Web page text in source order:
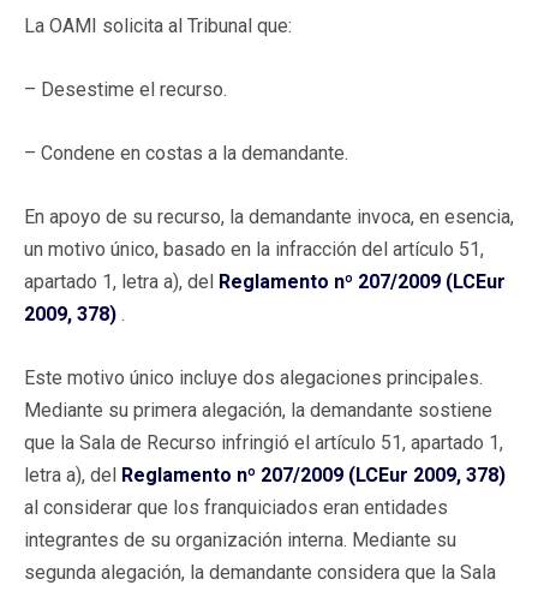
La OAMI solicita al Tribunal que:
– Desestime el recurso.
– Condene en costas a la demandante.
En apoyo de su recurso, la demandante invoca, en esencia,
un motivo único, basado en la infracción del artículo 51,
apartado 1, letra a), del Reglamento nº 207/2009 (LCEur
2009, 378) .
Este motivo único incluye dos alegaciones principales.
Mediante su primera alegación, la demandante sostiene
que la Sala de Recurso infringió el artículo 51, apartado 1,
letra a), del Reglamento nº 207/2009 (LCEur 2009, 378)
al considerar que los franquiciados eran entidades
integrantes de su organización interna. Mediante su
segunda alegación, la demandante considera que la Sala